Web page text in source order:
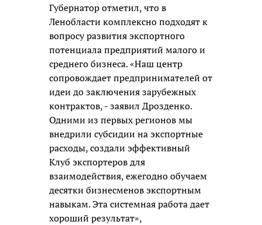
Губернатор отметил, что в
Ленобласти комплексно подходят к
вопросу развития экспортного
потенциала предприятий малого и
среднего бизнеса. «Наш центр
сопровождает предпринимателей от
идеи до заключения зарубежных
контрактов, - заявил Дрозденко.
Одними из первых регионов мы
внедрили субсидии на экспортные
расходы, создали эффективный
Клуб экспортеров для
взаимодействия, ежегодно обучаем
десятки бизнесменов экспортным
навыкам. Эта системная работа дает
хороший результат»,